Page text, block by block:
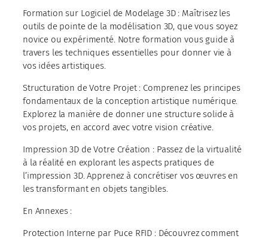
Formation sur Logiciel de Modelage 3D : Maîtrisez les
outils de pointe de la modélisation 3D, que vous soyez
novice ou expérimenté. Notre formation vous guide à
travers les techniques essentielles pour donner vie à
vos idées artistiques.
Structuration de Votre Projet : Comprenez les principes
fondamentaux de la conception artistique numérique.
Explorez la manière de donner une structure solide à
vos projets, en accord avec votre vision créative.
Impression 3D de Votre Création : Passez de la virtualité
à la réalité en explorant les aspects pratiques de
l’impression 3D. Apprenez à concrétiser vos œuvres en
les transformant en objets tangibles.
En Annexes :
Protection Interne par Puce RFID : Découvrez comment